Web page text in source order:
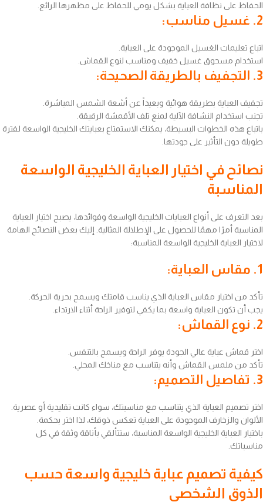
الحفاظ على نظافة العباية بشكل يومي للحفاظ على مظهرها الرائع.
2. غسيل مناسب:
اتباع تعليمات الغسيل الموجودة على العباية.
استخدام مسحوق غسيل خفيف ومناسب لنوع القماش.
3. التجفيف بالطريقة الصحيحة:
تجفيف العباية بطريقة هوائية وبعيداً عن أشعة الشمس المباشرة.
تجنب استخدام النشافة الآلية لمنع تلف الأقمشة الرقيقة.
باتباع هذه الخطوات البسيطة، يمكنك الاستمتاع بعبايتك الخليجية الواسعة لفترة
طويلة دون التأثير على جودتها.
نصائح في اختيار العباية الخليجية الواسعة
المناسبة
بعد التعرف على أنواع العبايات الخليجية الواسعة وفوائدها، يصبح اختيار العباية
المناسبة أمرًا مهمًا للحصول على الإطلالة المثالية. إليك بعض النصائح الهامة
لاختيار العباية الخليجية الواسعة المناسبة:
1. مقاس العباية:
تأكد من اختيار مقاس العباية الذي يناسب قامتك ويسمح بحرية الحركة.
يجب أن تكون العباية واسعة بما يكفي لتوفير الراحة أثناء الارتداء.
2. نوع القماش:
اختر قماش عباية عالي الجودة يوفر الراحة ويسمح بالتنفس.
تأكد من ملمس القماش وأنه يتناسب مع مناخك المحلي.
3. تفاصيل التصميم:
اختر تصميم العباية الذي يتناسب مع مناسبتك، سواء كانت تقليدية أو عصرية.
الألوان والزخارف الموجودة على العباية تعكس ذوقك، لذا اختر بحكمة.
باختيار العباية الخليجية الواسعة المناسبة، ستتألقي بأناقة وثقة في كل
مناسباتك.
كيفية تصميم عباية خليجية واسعة حسب
الذوق الشخصي